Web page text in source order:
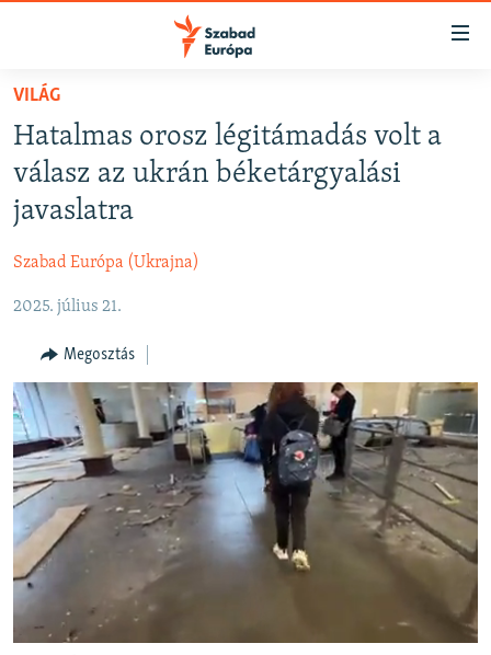
Akadálymentes
Ugrás
fő
oldalra
Ugrás
tartalomjegyzékre
NAPIRENDEN
AKTUÁLIS
PODCASTOK
ELEMZŐ
NER15
SZABADON
TÁRSADALOM
DEMOKRÁCIA
A PÉNZ NYOMÁBAN
EURÓPAI UNIÓ
VILÁG
KLÍMAVÁLTOZÁS
A MÚLT TANULSÁGAI
VILÁG
Hatalmas orosz légitámadás volt a
válasz az ukrán béketárgyalási
javaslatra
Szabad Európa (Ukrajna)
2025. július 21.
Megosztás
Spotify